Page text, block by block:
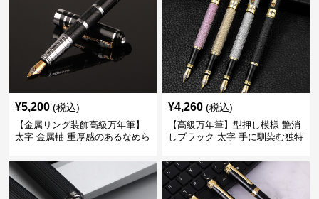
¥5,200 (税込)
【金属リング装飾高級万年筆】
太字 金属軸 重厚感のあるなめら
きに最適
¥4,260 (税込)
【高級万年筆】型押し模様 艶消
しブラック 太字 手に馴染む独特
くい